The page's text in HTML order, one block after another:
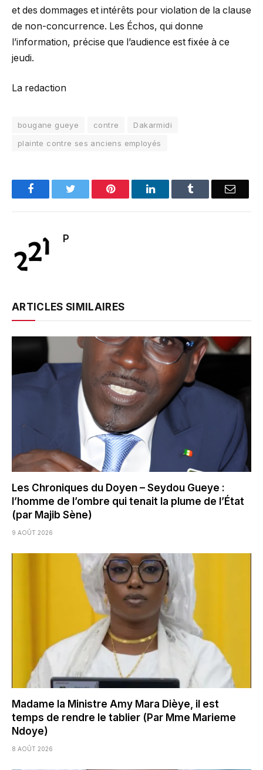
et des dommages et intérêts pour violation de la clause
de non-concurrence. Les Échos, qui donne
l’information, précise que l’audience est fixée à ce
jeudi.
La redaction
bougane gueye contre
Dakarmidi
plainte contre ses anciens employés
FacebookTwitter Pinterest LinkedInTumblr Email
P
ARTICLES SIMILAIRES
Les Chroniques du Doyen – Seydou Gueye :
l’homme de l’ombre qui tenait la plume de l’État
(par Majib Sène)
9 AOÛT 2026
Madame la Ministre Amy Mara Dièye, il est
temps de rendre le tablier (Par Mme Marieme
Ndoye)
8 AOÛT 2026